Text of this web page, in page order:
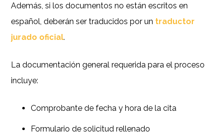
Además, si los documentos no están escritos en
español, deberán ser traducidos por un traductor
jurado oficial.
La documentación general requerida para el proceso
incluye:
Comprobante de fecha y hora de la cita
Formulario de solicitud rellenado